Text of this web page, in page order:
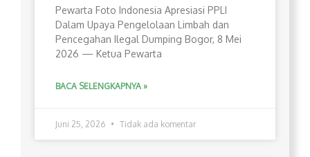
Pewarta Foto Indonesia Apresiasi PPLI
Dalam Upaya Pengelolaan Limbah dan
Pencegahan Ilegal Dumping Bogor, 8 Mei
2026 — Ketua Pewarta
BACA SELENGKAPNYA »
Juni 25, 2026 Tidak ada komentar